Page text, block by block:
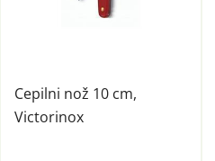
Cepilni nož 10 cm,
Victorinox